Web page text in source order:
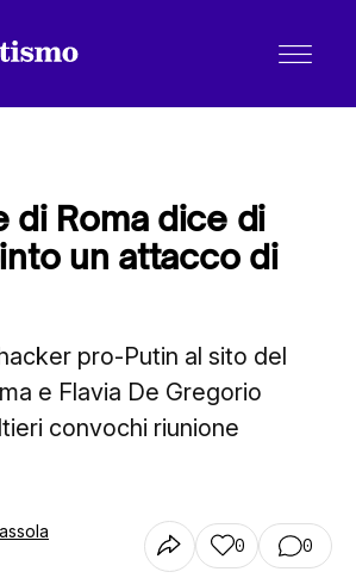
di Roma dice di
un attacco di
pro-Putin al sito del
e Flavia De Gregorio
convochi riunione
0 0